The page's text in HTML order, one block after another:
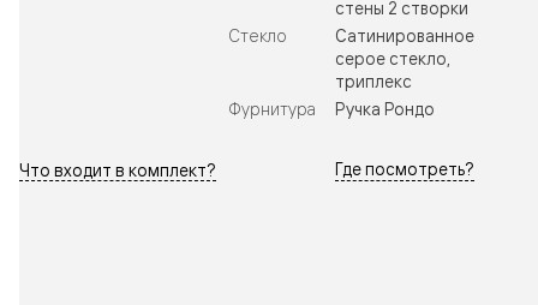
стены 2 створки
Стекло
Сатинированное
серое стекло,
триплекс
Фурнитура
Ручка Рондо
Что входит в комплект? Где посмотреть?